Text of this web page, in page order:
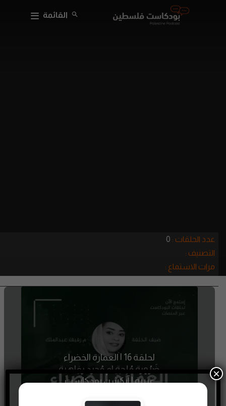
القائمة
عدد الحلقات : 0
التصنيف :
مرات الاستماع :
لحلقة 16 | العمارة الخضراء
ضَرُورة مُلِحة ام مُجرد رفاهية
غربية | آركشن بودكاست
×